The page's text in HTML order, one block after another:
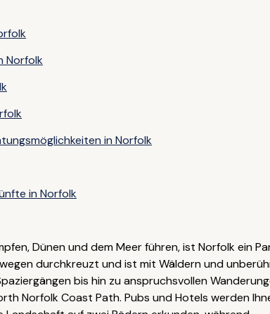
Norfolk
in Norfolk
in Norfolk
Dünen und dem Meer führen, ist Norfolk ein
durchkreuzt und ist mit Wäldern und
bis hin zu anspruchsvollen
Norfolk Coast Path. Pubs und Hotels werden